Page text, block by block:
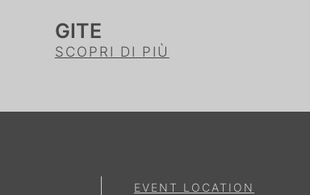
GITE
SCOPRI DI PIÙ
EVENT LOCATION